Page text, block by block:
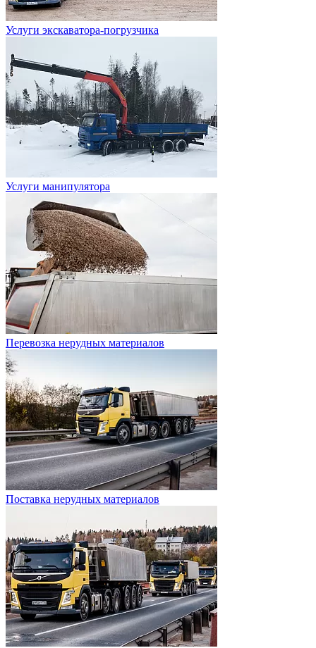
Услуги экскаватора-погрузчика
Услуги манипулятора
Перевозка нерудных материалов
Поставка нерудных материалов